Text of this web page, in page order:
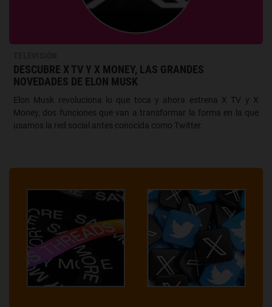
DESCUBRE X TV Y X MONEY, LAS GRANDES
NOVEDADES DE ELON MUSK
Elon Musk revoluciona lo que toca y ahora estrena X TV y X
Money, dos funciones que van a transformar la forma en la que
usamos la red social antes conocida como Twitter.